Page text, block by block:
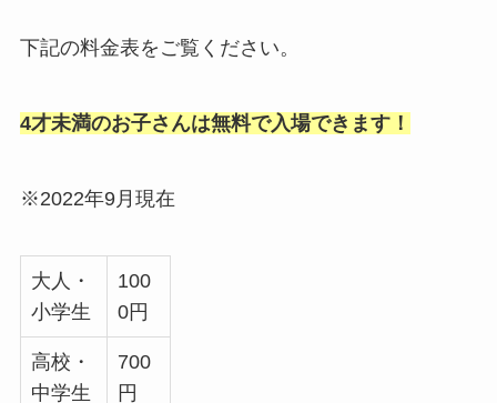
下記の料金表をご覧ください。
4才未満のお子さんは無料で入場できます！
※2022年9月現在
大人・
小学生
100
0円
高校・
中学生
700
円